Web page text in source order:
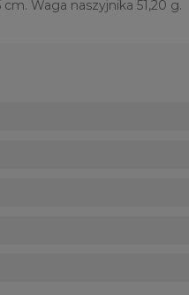
Waga naszyjnika 51,20 g.